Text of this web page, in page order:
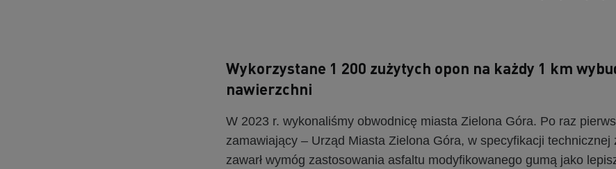
Wykorzystane 1 200 zużytych opon na każdy 1 km
nawierzchni
W 2023 r. wykonaliśmy obwodnicę miasta Zielona Góra. Po raz
zamawiający – Urząd Miasta Zielona Góra, w specyfikacji technicznej
zawarł wymóg zastosowania asfaltu modyfikowanego gumą jako